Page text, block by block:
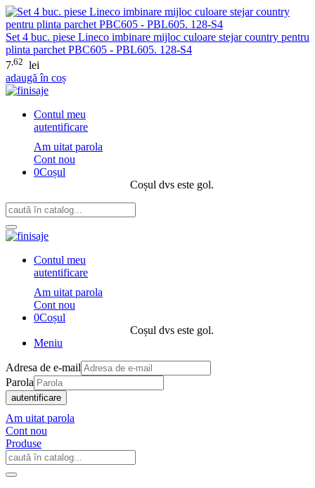
Set 4 buc. piese Lineco imbinare mijloc culoare stejar country pentru
plinta parchet PBC605 - PBL605. 128-S4
7,62 lei
adaugă în coș
Contul meu
autentificare
Am uitat parola
Cont nou
0Coșul
Coșul dvs este gol.
Contul meu
autentificare
Am uitat parola
Cont nou
0Coșul
Coșul dvs este gol.
Meniu
Adresa de e-mail
Parola
autentificare
Am uitat parola
Cont nou
Produse